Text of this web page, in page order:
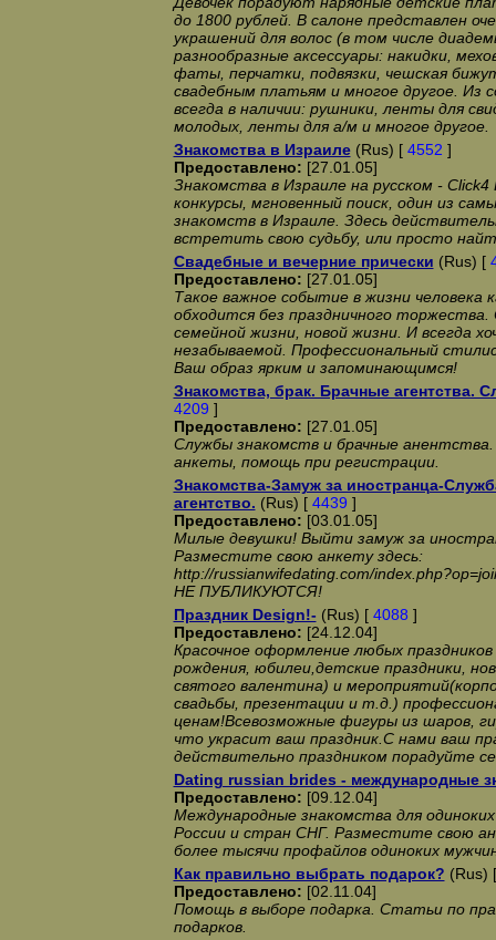
до 1800 рублей. В салоне представлен
украшений для волос (в том числе
разнообразные аксессуары: накидки,
фаты, перчатки, подвязки, чешская
свадебным платьям и многое другое. Из
всегда в наличии: рушники, ленты для
молодых, ленты для а/м и многое другое.
Знакомства в Израиле(Rus) [ 4552 ]
Предоставлено: [27.01.05]
Знакомства в Израиле на русском -
конкурсы, мгновенный поиск, один из
знакомств в Израиле. Здесь
встретить свою судьбу, или просто
Свадебные и вечерние прически (Rus) [
Предоставлено: [27.01.05]
Такое важное событие в жизни человека
обходится без праздничного торжества.
семейной жизни, новой жизни. И всегда
незабываемой. Профессиональный
Ваш образ ярким и запоминающимся!
Знакомства, брак. Брачные агентства.
4209 ]
Предоставлено: [27.01.05]
Службы знакомств и брачные
анкеты, помощь при регистрации.
Знакомства-Замуж за иностранца-
агентство. (Rus) [ 4439 ]
Предоставлено: [03.01.05]
Милые девушки! Выйти замуж за
Разместите свою анкету здесь:
http://russianwifedating.com/
НЕ ПУБЛИКУЮТСЯ!
Праздник Dеsign!- (Rus) [ 4088 ]
Предоставлено: [24.12.04]
Красочное оформление любых
рождения, юбилеи,детские праздники,
святого валентина) и
свадьбы, презентации и т.д.)
ценам!Всевозможные фигуры из шаров,
что украсит ваш праздник.С нами ваш
действительно праздником порадуйте
Dating russian brides - международные
Предоставлено: [09.12.04]
Международные знакомства для
России и стран СНГ. Разместите свою
более тысячи профайлов одиноких
Как правильно выбрать подарок? (Rus)
Предоставлено: [02.11.04]
Помощь в выборе подарка. Статьи по
подарков.